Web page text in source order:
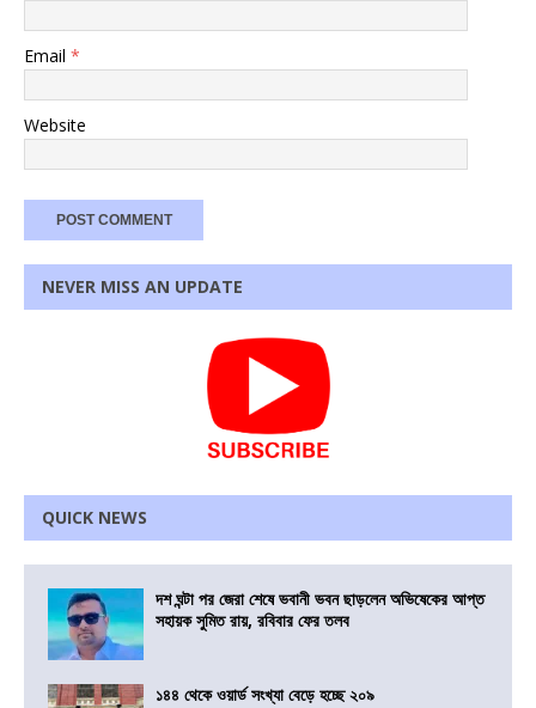
Email *
Website
NEVER MISS AN UPDATE
QUICK NEWS
দশ ঘন্টা পর জেরা শেষে ভবানী ভবন ছাড়লেন অভিষেকের আপ্ত
সহায়ক সুমিত রায়, রবিবার ফের তলব
১৪৪ থেকে ওয়ার্ড সংখ্যা বেড়ে হচ্ছে ২০৯